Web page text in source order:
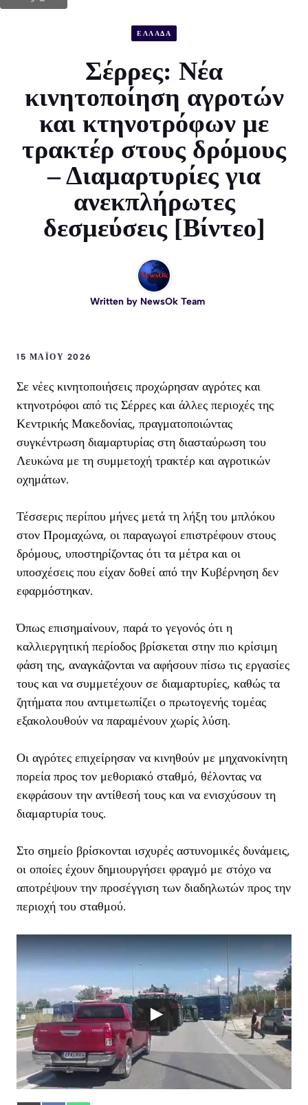
ΕΛΛΑΔΑ
Σέρρες: Νέα
κινητοποίηση αγροτών
και κτηνοτρόφων με
τρακτέρ στους δρόμους
– Διαμαρτυρίες για
ανεκπλήρωτες
δεσμεύσεις [Βίντεο]
Written by NewsOk Team
15 ΜΑΪ́ΟΥ 2026
Σε νέες κινητοποιήσεις προχώρησαν αγρότες και
κτηνοτρόφοι από τις Σέρρες και άλλες περιοχές της
Κεντρικής Μακεδονίας, πραγματοποιώντας
συγκέντρωση διαμαρτυρίας στη διασταύρωση του
Λευκώνα με τη συμμετοχή τρακτέρ και αγροτικών
οχημάτων.
Τέσσερις περίπου μήνες μετά τη λήξη του μπλόκου
στον Προμαχώνα, οι παραγωγοί επιστρέφουν στους
δρόμους, υποστηρίζοντας ότι τα μέτρα και οι
υποσχέσεις που είχαν δοθεί από την Κυβέρνηση δεν
εφαρμόστηκαν.
Όπως επισημαίνουν, παρά το γεγονός ότι η
καλλιεργητική περίοδος βρίσκεται στην πιο κρίσιμη
φάση της, αναγκάζονται να αφήσουν πίσω τις εργασίες
τους και να συμμετέχουν σε διαμαρτυρίες, καθώς τα
ζητήματα που αντιμετωπίζει ο πρωτογενής τομέας
εξακολουθούν να παραμένουν χωρίς λύση.
Οι αγρότες επιχείρησαν να κινηθούν με μηχανοκίνητη
πορεία προς τον μεθοριακό σταθμό, θέλοντας να
εκφράσουν την αντίθεσή τους και να ενισχύσουν τη
διαμαρτυρία τους.
Στο σημείο βρίσκονται ισχυρές αστυνομικές δυνάμεις,
οι οποίες έχουν δημιουργήσει φραγμό με στόχο να
αποτρέψουν την προσέγγιση των διαδηλωτών προς την
περιοχή του σταθμού.